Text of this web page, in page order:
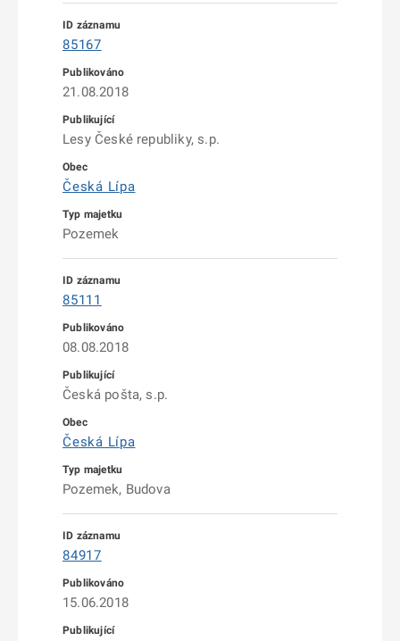
85167
21.08.2018
Lesy České republiky, s.p.
Česká Lípa
Pozemek
85111
08.08.2018
Česká pošta, s.p.
Česká Lípa
Pozemek, Budova
84917
15.06.2018